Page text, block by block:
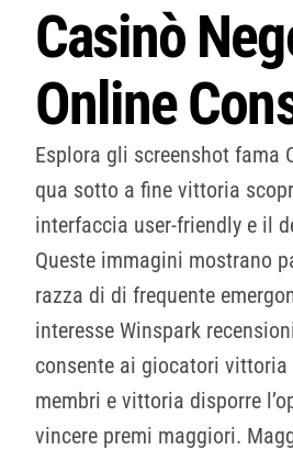
Casinò
Online
Esplora gli screenshot fama
qua sotto a fine vittoria
interfaccia user-friendly e il
Queste immagini mostrano
razza di di frequente
interesse Winspark
consente ai giocatori
membri e vittoria disporre
vincere premi maggiori.